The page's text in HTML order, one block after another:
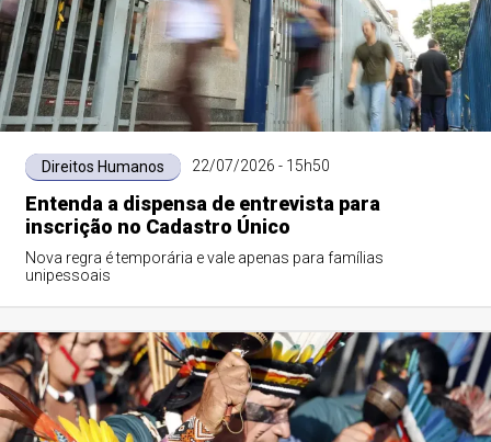
Direitos Humanos 22/07/2026 - 15h50
Entenda a dispensa de entrevista para
inscrição no Cadastro Único
Nova regra é temporária e vale apenas para famílias
unipessoais